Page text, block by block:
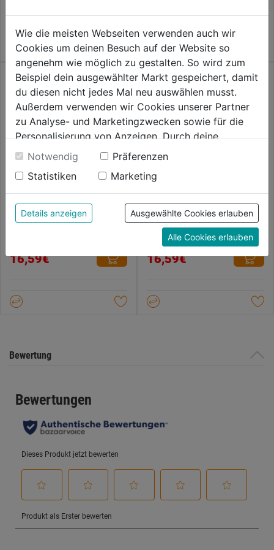
Sternen.
Einbohrband Zylinder verzinkt
für Stahlzargen
von
16,59€
Bandrollen blank zum
Anschweißen
0.0 (0)
von
16,59€
Bewertung
Wie die meisten Webseiten verwenden auch wir
Cookies um deinen Besuch auf der Website so
angenehm wie möglich zu gestalten. So wird zum
Beispiel dein ausgewählter Markt gespeichert, damit
du diesen nicht jedes Mal neu auswählen musst.
Außerdem verwenden wir Cookies unserer Partner
zu Analyse- und Marketingzwecken sowie für die
Personalisierung von Anzeigen. Durch deine
Einwilligung werden die Daten von Drittanbieter,
unter anderem auch in den USA, verarbeitet.
Durch Klick auf "Alle Cookies erlauben" stimmst du
der Verwendung aller Cookies zu. Unter "Details
anzeigen" findest du alle Infos zu den
unterschiedlichen Cookies, unter "Cookies
Konfigurieren" kannst du auswählen, welche Cookies
du zulassen möchtest und welche nicht.
Weitere Informationen findest du in unserer
Notwendig
Präferenzen
Statistiken
Marketing
Details anzeigen Ausgewählte Cookies erlauben
Alle Cookies erlauben